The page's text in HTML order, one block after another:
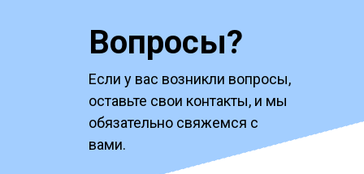
Вопросы?
Если у вас возникли вопросы,
оставьте свои контакты, и мы
обязательно свяжемся с
вами.